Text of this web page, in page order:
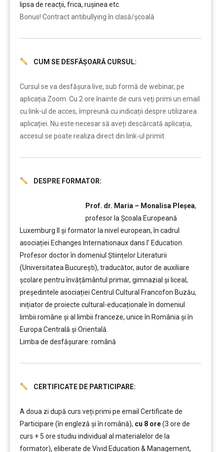
lipsa de reacții, frica, rușinea etc.
Bonus! Contract antibullying în clasă/școală
CUM SE DESFĂȘOARĂ CURSUL:
Cursul se va desfășura live, sub formă de webinar, pe
aplicația Zoom. Cu 2 ore înainte de curs veţi primi un email
cu link-ul de acces, împreună cu indicații despre utilizarea
aplicației. Nu este necesar să aveți descărcată aplicația,
accesul se poate realiza direct din link-ul primit.
DESPRE FORMATOR:
Prof. dr. Maria – Monalisa Pleșea,
profesor la Școala Europeană
Luxemburg II și formator la nivel european, în cadrul
asociației Echanges Internationaux dans l’ Education.
Profesor doctor în domeniul Științelor Literaturii
(Universitatea București), traducător, autor de auxiliare
școlare pentru învățământul primar, gimnazial și liceal,
președintele asociației Centrul Cultural Francofon Buzău,
inițiator de proiecte cultural-educaționale în domeniul
limbii române și al limbii franceze, unice în România și în
Europa Centrală și Orientală.
Limba de desfășurare: română
CERTIFICATE DE PARTICIPARE:
A doua zi după curs veți primi pe email Certificate de
Participare (în engleză și în română), cu 8 ore(3 ore de
curs + 5 ore studiu individual al materialelor de la
formator), eliberate de Vivid Education & Management,